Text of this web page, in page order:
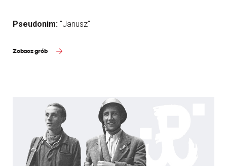
Pseudonim: "Janusz"
Zobacz grób